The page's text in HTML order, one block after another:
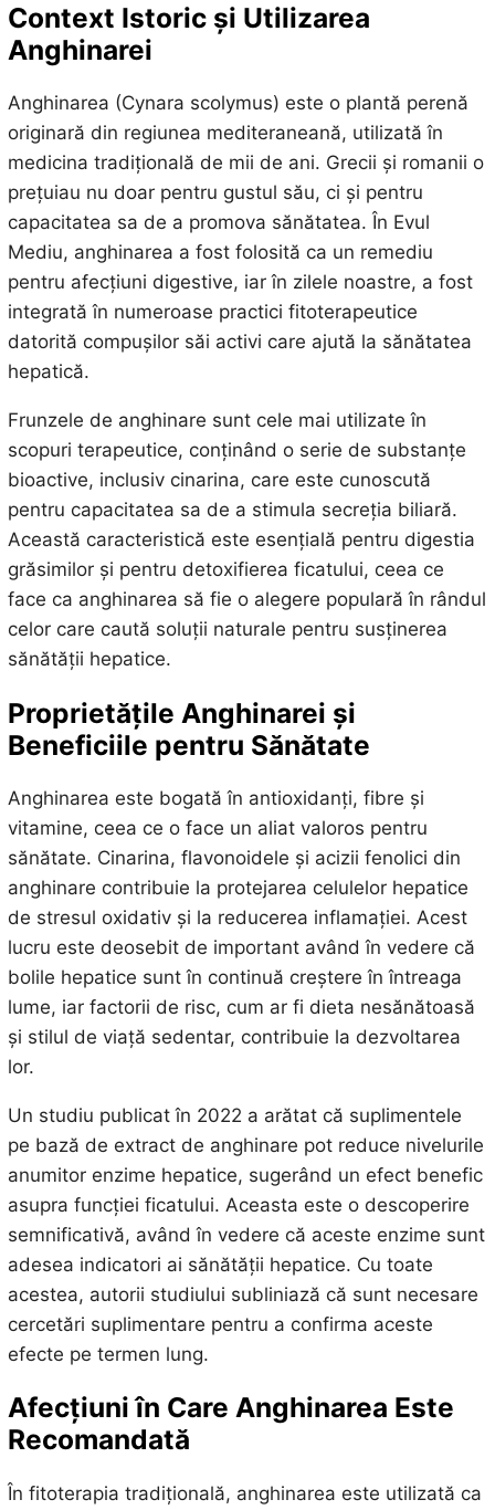
Context Istoric și Utilizarea
Anghinarei
Anghinarea (Cynara scolymus) este o plantă perenă
originară din regiunea mediteraneană, utilizată în
medicina tradițională de mii de ani. Grecii și romanii o
prețuiau nu doar pentru gustul său, ci și pentru
capacitatea sa de a promova sănătatea. În Evul
Mediu, anghinarea a fost folosită ca un remediu
pentru afecțiuni digestive, iar în zilele noastre, a fost
integrată în numeroase practici fitoterapeutice
datorită compușilor săi activi care ajută la sănătatea
hepatică.
Frunzele de anghinare sunt cele mai utilizate în
scopuri terapeutice, conținând o serie de substanțe
bioactive, inclusiv cinarina, care este cunoscută
pentru capacitatea sa de a stimula secreția biliară.
Această caracteristică este esențială pentru digestia
grăsimilor și pentru detoxifierea ficatului, ceea ce
face ca anghinarea să fie o alegere populară în rândul
celor care caută soluții naturale pentru susținerea
sănătății hepatice.
Proprietățile Anghinarei și
Beneficiile pentru Sănătate
Anghinarea este bogată în antioxidanți, fibre și
vitamine, ceea ce o face un aliat valoros pentru
sănătate. Cinarina, flavonoidele și acizii fenolici din
anghinare contribuie la protejarea celulelor hepatice
de stresul oxidativ și la reducerea inflamației. Acest
lucru este deosebit de important având în vedere că
bolile hepatice sunt în continuă creștere în întreaga
lume, iar factorii de risc, cum ar fi dieta nesănătoasă
și stilul de viață sedentar, contribuie la dezvoltarea
lor.
Un studiu publicat în 2022 a arătat că suplimentele
pe bază de extract de anghinare pot reduce nivelurile
anumitor enzime hepatice, sugerând un efect benefic
asupra funcției ficatului. Aceasta este o descoperire
semnificativă, având în vedere că aceste enzime sunt
adesea indicatori ai sănătății hepatice. Cu toate
acestea, autorii studiului subliniază că sunt necesare
cercetări suplimentare pentru a confirma aceste
efecte pe termen lung.
Afecțiuni în Care Anghinarea Este
Recomandată
În fitoterapia tradițională, anghinarea este utilizată ca